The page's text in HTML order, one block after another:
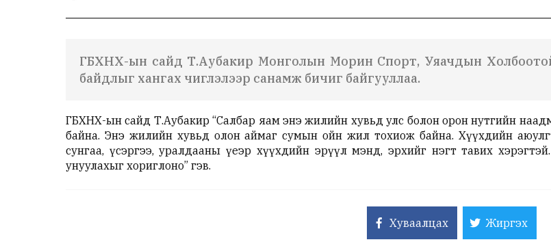
ГБХНХ-ын сайд Т.Аубакир Монголын Морин Спорт, Уяачдын Холбоотой
байдлыг хангах чиглэлээр санамж бичиг байгууллаа.
ГБХНХ-ын сайд Т.Аубакир “Салбар яам энэ жилийн хувьд улс болон орон нутгийн
байна. Энэ жилийн хувьд олон аймаг сумын ойн жил тохиож байна. Хүүхдийн
сунгаа, үсэргээ, уралдааны үеэр хүүхдийн эрүүл мэнд, эрхийг нэгт тавих
унуулахыг хориглоно” гэв.
Хуваалцах Жиргэх